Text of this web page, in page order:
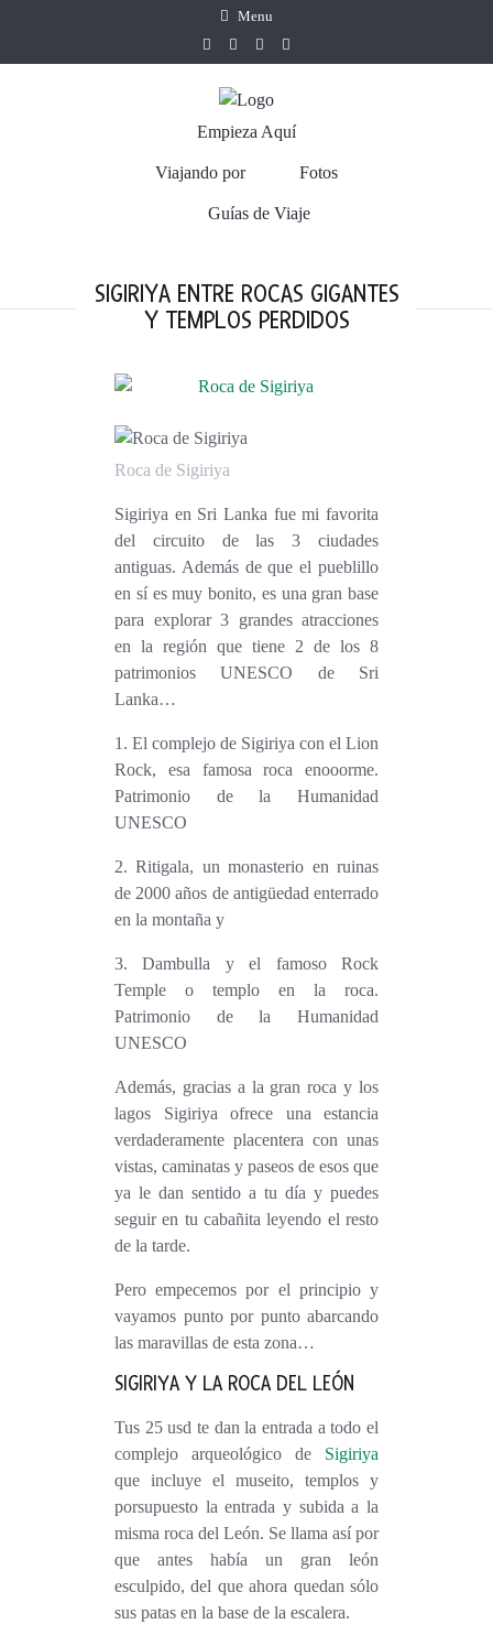
Menu
Empieza Aquí
Viajando por Fotos
Guías de Viaje
SIGIRIYA ENTRE ROCAS GIGANTES
Y TEMPLOS PERDIDOS
Roca de Sigiriya
Sigiriya en Sri Lanka fue mi favorita
del circuito de las 3 ciudades
antiguas. Además de que el pueblillo
en sí es muy bonito, es una gran base
para explorar 3 grandes atracciones
en la región que tiene 2 de los 8
patrimonios UNESCO de Sri
Lanka…
1. El complejo de Sigiriya con el Lion
Rock, esa famosa roca enooorme.
Patrimonio de la Humanidad
UNESCO
2. Ritigala, un monasterio en ruinas
de 2000 años de antigüedad enterrado
en la montaña y
3. Dambulla y el famoso Rock
Temple o templo en la roca.
Patrimonio de la Humanidad
UNESCO
Además, gracias a la gran roca y los
lagos Sigiriya ofrece una estancia
verdaderamente placentera con unas
vistas, caminatas y paseos de esos que
ya le dan sentido a tu día y puedes
seguir en tu cabañita leyendo el resto
de la tarde.
Pero empecemos por el principio y
vayamos punto por punto abarcando
las maravillas de esta zona…
SIGIRIYA Y LA ROCA DEL LEÓN
Tus 25 usd te dan la entrada a todo el
complejo arqueológico de Sigiriya
que incluye el museito, templos y
porsupuesto la entrada y subida a la
misma roca del León. Se llama así por
que antes había un gran león
esculpido, del que ahora quedan sólo
sus patas en la base de la escalera.